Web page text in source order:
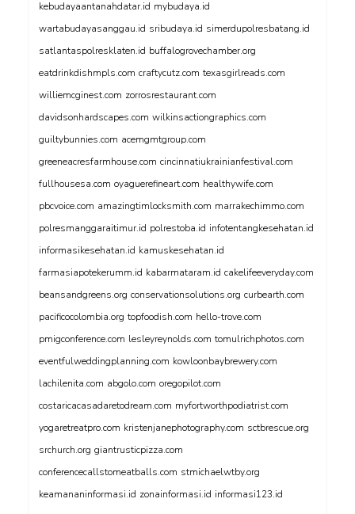
kebudayaantanahdatar.id mybudaya.id
wartabudayasanggau.id sribudaya.id simerdupolresbatang.id
satlantaspolresklaten.id buffalogrovechamber.org
eatdrinkdishmpls.com craftycutz.com texasgirlreads.com
williemcginest.com zorrosrestaurant.com
davidsonhardscapes.com wilkinsactiongraphics.com
guiltybunnies.com acemgmtgroup.com
greeneacresfarmhouse.com cincinnatiukrainianfestival.com
fullhousesa.com oyaguerefineart.com healthywife.com
pbcvoice.com amazingtimlocksmith.com marrakechimmo.com
polresmanggaraitimur.id polrestoba.id infotentangkesehatan.id
informasikesehatan.id kamuskesehatan.id
farmasiapotekerumm.id kabarmataram.id cakelifeeveryday.com
beansandgreens.org conservationsolutions.org curbearth.com
pacificocolombia.org topfoodish.com hello-trove.com
pmigconference.com lesleyreynolds.com tomulrichphotos.com
eventfulweddingplanning.com kowloonbaybrewery.com
lachilenita.com abgolo.com oregopilot.com
costaricacasadaretodream.com myfortworthpodiatrist.com
yogaretreatpro.com kristenjanephotography.com sctbrescue.org
srchurch.org giantrusticpizza.com
conferencecallstomeatballs.com stmichaelwtby.org
keamananinformasi.id zonainformasi.id informasi123.id